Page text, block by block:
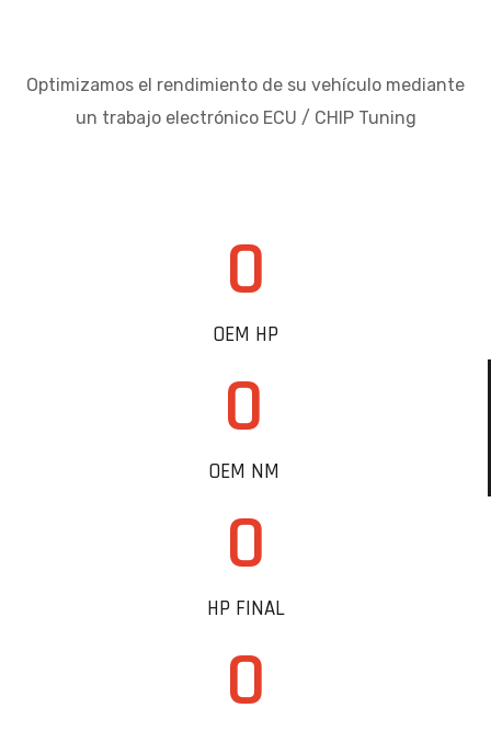
Optimizamos el rendimiento de su vehículo mediante
un trabajo electrónico ECU / CHIP Tuning
0
OEM HP
0
OEM NM
0
HP FINAL
0